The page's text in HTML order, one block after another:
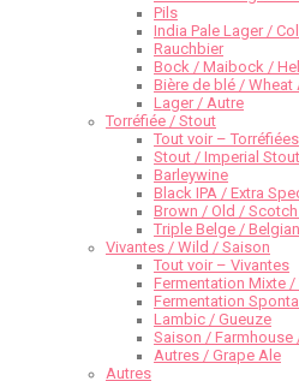
Pils
India Pale Lager /
Rauchbier
Bock / Maibock /
Bière de blé / Wheat
Lager / Autre
Torréfiée / Stout
Tout voir – Torréfiées
Stout / Imperial
Barleywine
Black IPA / Extra
Brown / Old /
Triple Belge /
Vivantes / Wild / Saison
Tout voir – Vivantes
Fermentation Mixte /
Fermentation
Lambic / Gueuze
Saison / Farmhouse
Autres / Grape Ale
Autres